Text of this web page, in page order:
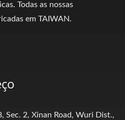
Todas as nossas
em TAIWAN.
Sec. 2, Xinan Road, Wuri Dist.,